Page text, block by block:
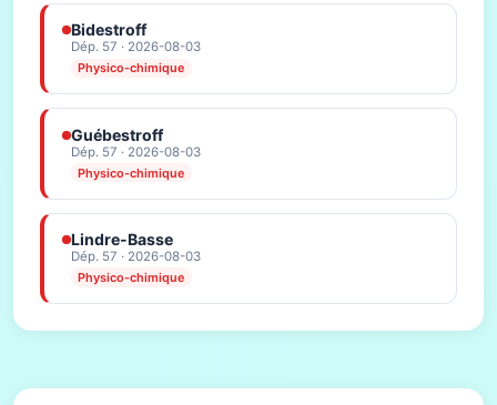
Bidestroff
Dép. 57 · 2026-08-03
Physico-chimique
Guébestroff
Dép. 57 · 2026-08-03
Physico-chimique
Lindre-Basse
Dép. 57 · 2026-08-03
Physico-chimique